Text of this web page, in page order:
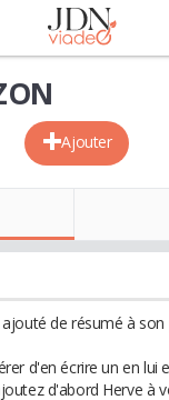
Ajouter
de résumé à son
d'en écrire un en lui
d'abord Herve à